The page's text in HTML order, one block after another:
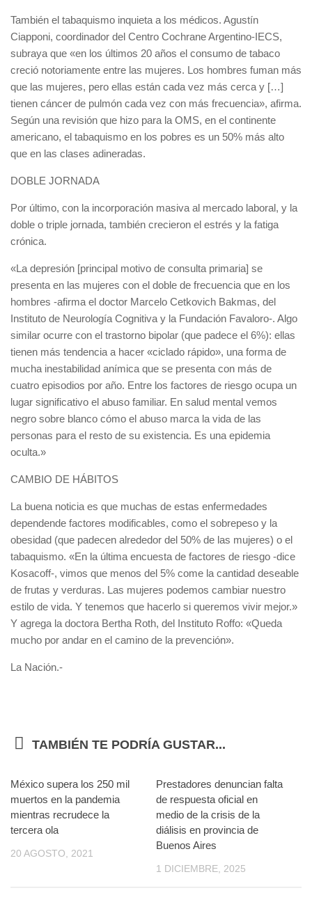
También el tabaquismo inquieta a los médicos. Agustín
Ciapponi, coordinador del Centro Cochrane Argentino-IECS,
subraya que «en los últimos 20 años el consumo de tabaco
creció notoriamente entre las mujeres. Los hombres fuman más
que las mujeres, pero ellas están cada vez más cerca y […]
tienen cáncer de pulmón cada vez con más frecuencia», afirma.
Según una revisión que hizo para la OMS, en el continente
americano, el tabaquismo en los pobres es un 50% más alto
que en las clases adineradas.
DOBLE JORNADA
Por último, con la incorporación masiva al mercado laboral, y la
doble o triple jornada, también crecieron el estrés y la fatiga
crónica.
«La depresión [principal motivo de consulta primaria] se
presenta en las mujeres con el doble de frecuencia que en los
hombres -afirma el doctor Marcelo Cetkovich Bakmas, del
Instituto de Neurología Cognitiva y la Fundación Favaloro-. Algo
similar ocurre con el trastorno bipolar (que padece el 6%): ellas
tienen más tendencia a hacer «ciclado rápido», una forma de
mucha inestabilidad anímica que se presenta con más de
cuatro episodios por año. Entre los factores de riesgo ocupa un
lugar significativo el abuso familiar. En salud mental vemos
negro sobre blanco cómo el abuso marca la vida de las
personas para el resto de su existencia. Es una epidemia
oculta.»
CAMBIO DE HÁBITOS
La buena noticia es que muchas de estas enfermedades
dependende factores modificables, como el sobrepeso y la
obesidad (que padecen alrededor del 50% de las mujeres) o el
tabaquismo. «En la última encuesta de factores de riesgo -dice
Kosacoff-, vimos que menos del 5% come la cantidad deseable
de frutas y verduras. Las mujeres podemos cambiar nuestro
estilo de vida. Y tenemos que hacerlo si queremos vivir mejor.»
Y agrega la doctora Bertha Roth, del Instituto Roffo: «Queda
mucho por andar en el camino de la prevención».
La Nación.-
TAMBIÉN TE PODRÍA GUSTAR...
México supera los 250 mil
muertos en la pandemia
mientras recrudece la
tercera ola
20 AGOSTO, 2021
Prestadores denuncian falta
de respuesta oficial en
medio de la crisis de la
diálisis en provincia de
Buenos Aires
1 DICIEMBRE, 2025